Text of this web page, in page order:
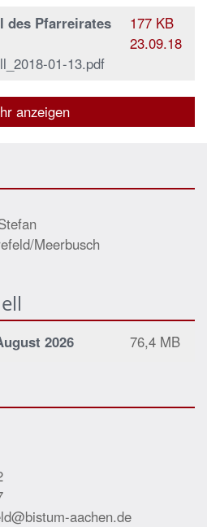
des Pfarreirates
01-13.pdf
177 KB
23.09.18
anzeigen
Meerbusch
2026 76,4 MB
aachen.de